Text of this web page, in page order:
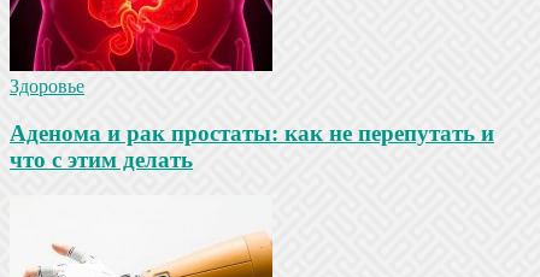
Здоровье
Аденома и рак простаты: как не перепутать и
что с этим делать